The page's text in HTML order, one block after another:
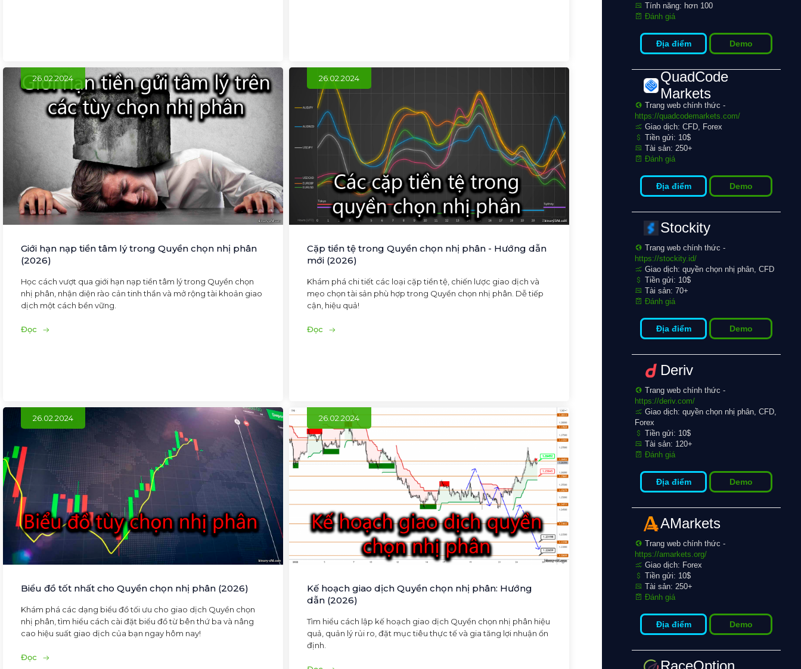
26.02.2024
Giới hạn nạp tiền tâm lý trong Quyền chọn nhị phân
(2026)
Học cách vượt qua giới hạn nạp tiền tâm lý trong Quyền chọn
nhị phân, nhận diện rào cản tinh thần và mở rộng tài khoản giao
dịch một cách bền vững.
Đọc
26.02.2024
Cặp tiền tệ trong Quyền chọn nhị phân - Hướng dẫn
mới (2026)
Khám phá chi tiết các loại cặp tiền tệ, chiến lược giao dịch và
mẹo chọn tài sản phù hợp trong Quyền chọn nhị phân. Dễ tiếp
cận, hiệu quả!
Đọc
26.02.2024
Biểu đồ tốt nhất cho Quyền chọn nhị phân (2026)
Khám phá các dạng biểu đồ tối ưu cho giao dịch Quyền chọn
nhị phân, tìm hiểu cách cài đặt biểu đồ từ bên thứ ba và nâng
cao hiệu suất giao dịch của bạn ngay hôm nay!
Đọc
26.02.2024
Kế hoạch giao dịch Quyền chọn nhị phân: Hướng
dẫn (2026)
Tìm hiểu cách lập kế hoạch giao dịch Quyền chọn nhị phân hiệu
quả, quản lý rủi ro, đặt mục tiêu thực tế và gia tăng lợi nhuận ổn
định.
Tính năng: hơn 100
Đánh giá
Địa điểm Demo
QuadCode
Markets
Trang web chính thức -
https://quadcodemarkets.com/
Giao dịch: CFD, Forex
Tiền gửi: 10$
Tài sản: 250+
Đánh giá
Địa điểm Demo
Stockity
Trang web chính thức -
https://stockity.id/
Giao dịch: quyền chọn nhị phân, CFD
Tiền gửi: 10$
Tài sản: 70+
Đánh giá
Địa điểm Demo
Deriv
Trang web chính thức -
https://deriv.com/
Giao dịch: quyền chọn nhị phân, CFD,
Forex
Tiền gửi: 10$
Tài sản: 120+
Đánh giá
Địa điểm Demo
AMarkets
Trang web chính thức -
https://amarkets.org/
Giao dịch: Forex
Tiền gửi: 10$
Tài sản: 250+
Đánh giá
Địa điểm Demo
RaceOption